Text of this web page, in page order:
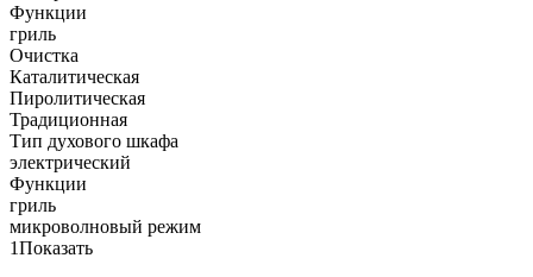
Функции
гриль
Очистка
Каталитическая
Пиролитическая
Традиционная
Тип духового шкафа
электрический
Функции
гриль
микроволновый режим
1Показать